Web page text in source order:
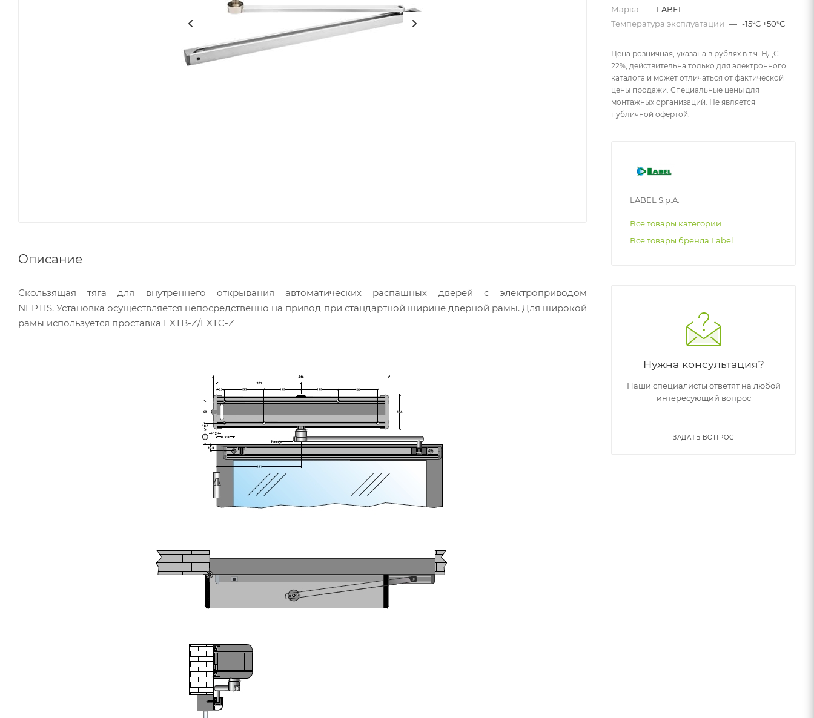
Описание
Скользящая тяга для внутреннего открывания автоматических распашных дверей с электроприводом
NEPTIS. Установка осуществляется непосредственно на привод при стандартной ширине дверной рамы. Для широкой
рамы используется проставка EXTB-Z/EXTC-Z
Марка — LABEL
Температура эксплуатации — -15°С +50°С
Цена розничная, указана в рублях в т.ч. НДС
22%, действительна только для электронного
каталога и может отличаться от фактической
цены продажи. Специальные цены для
монтажных организаций. Не является
публичной офертой.
LABEL S.p.A.
Все товары категории
Все товары бренда Label
Нужна консультация?
Наши специалисты ответят на любой
интересующий вопрос
ЗАДАТЬ ВОПРОС